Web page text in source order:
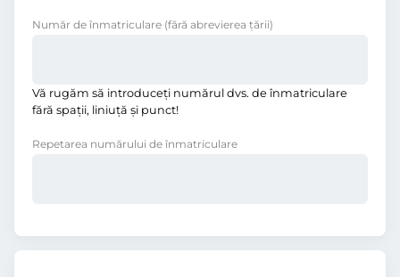
Număr de înmatriculare (fără abrevierea ţării)
Vă rugăm să introduceţi numărul dvs. de înmatriculare
fără spații, liniuţă și punct!
Repetarea numărului de înmatriculare